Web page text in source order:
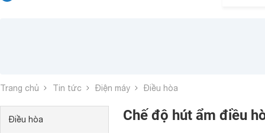
Trang chủ Tin tức Điện máy Điều hòa
Điều hòa Chế độ hút ẩm điều